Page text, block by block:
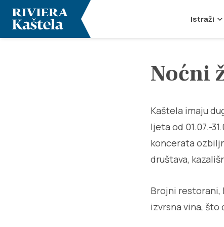
Istraži
Noćni
Kaštela imaju
ljeta od 01.07.-
koncerata
društava,
Brojni restorani,
izvrsna vina, što